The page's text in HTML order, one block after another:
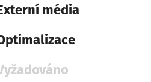
média
dobám odjezdů